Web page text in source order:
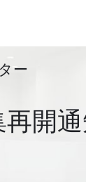
ー
再開